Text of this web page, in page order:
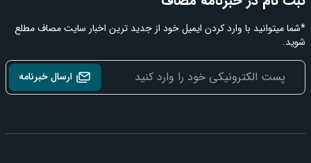
*شما میتوانید با وارد کردن ایمیل خود از جدید ترین اخبار سایت مصاف مطلع
شوید.
ارسال خبرنامه